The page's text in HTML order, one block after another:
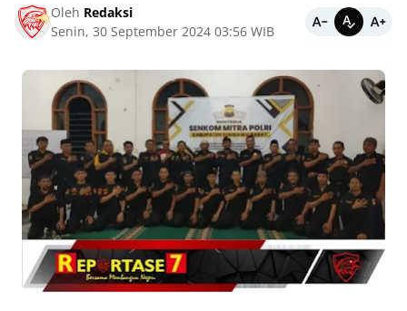
Oleh Redaksi
Senin, 30 September 2024 03:56 WIB